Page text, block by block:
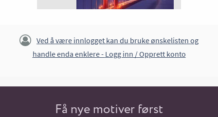
Ved å være innlogget kan du bruke ønskelisten og
handle enda enklere - Logg inn / Opprett konto
Få nye motiver først